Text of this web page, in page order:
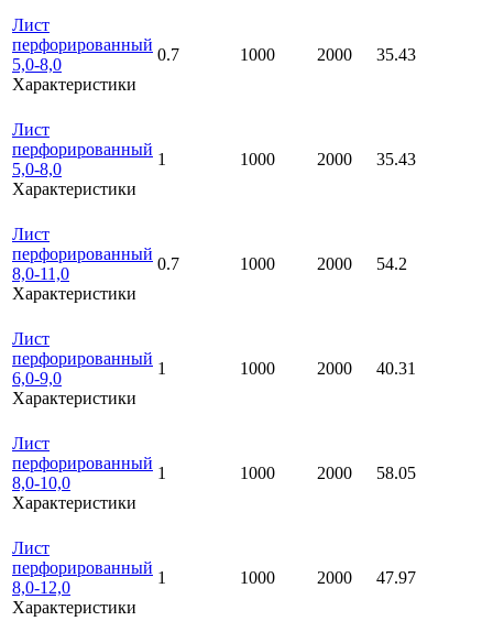
Лист
перфорированный
5,0-8,0
Характеристики
0.7 1000 2000 35.43
Лист
перфорированный
5,0-8,0
Характеристики
1 1000 2000 35.43
Лист
перфорированный
8,0-11,0
Характеристики
0.7 1000 2000 54.2
Лист
перфорированный
6,0-9,0
Характеристики
1 1000 2000 40.31
Лист
перфорированный
8,0-10,0
Характеристики
1 1000 2000 58.05
Лист
перфорированный
8,0-12,0
Характеристики
1 1000 2000 47.97